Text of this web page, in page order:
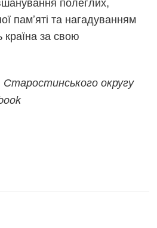
пам’яті та нагадуванням
країна за свою
округу